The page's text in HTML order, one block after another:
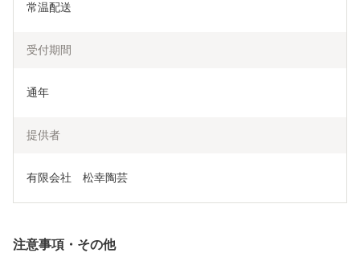
常温配送
受付期間
通年
提供者
有限会社　松幸陶芸
注意事項・その他